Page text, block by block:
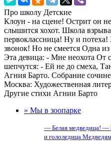
Про школу Детские
Клоун - на сцене! Острит он
слышится хохот. Школа
первоклассница! Ну и
звонок! Но не смеется Одна
Эта девица: - Мне неохота От
шепчутся: - Ей не до смеха,
Агния Барто. Собрание
Москва: Художественная
Другие стихи Агнии Барто
» Мы в зоопарке
— Белая медведица! —
и гололедица